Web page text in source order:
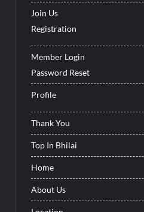
Join Us
Registration
Member Login
Password Reset
Profile
Thank You
Top In Bhilai
Home
About Us